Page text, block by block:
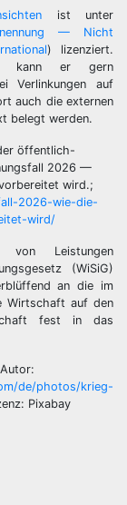
ist unter
— Nicht
) lizenziert.
kann er gern
Verlinkungen auf
auch die externen
belegt werden.
öffentlich-
2026 —
wird.;
2026-wie-die-
wird/
Leistungen
(WiSiG)
an die im
Wirtschaft auf den
fest in das
de/photos/krieg-
Pixabay